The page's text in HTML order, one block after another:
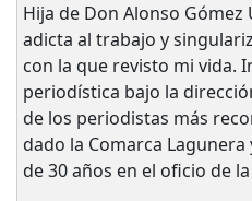
Hija de Don Alonso Gómez
adicta al trabajo y
con la que revisto mi vida.
periodística bajo la
de los periodistas más
dado la Comarca
de 30 años en el oficio de